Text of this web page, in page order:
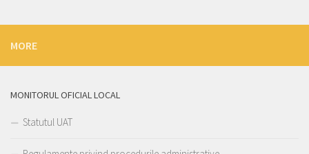
MORE
MONITORUL OFICIAL LOCAL
Statutul UAT